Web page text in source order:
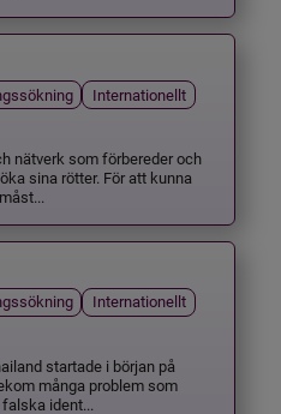
Internationellt
nätverk som förbereder och
sina rötter. För att kunna
Internationellt
startade i början på
många problem som
ident...